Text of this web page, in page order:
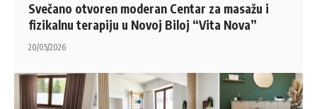
Svečano otvoren moderan Centar za masažu i
fizikalnu terapiju u Novoj Biloj “Vita Nova”
20/05/2026